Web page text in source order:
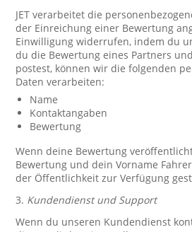
JET verarbeitet die
der Einreichung einer Bewertung
Einwilligung widerrufen, indem du
du die Bewertung eines Partners
postest, können wir die folgenden
Daten verarbeiten:
Name
Kontaktangaben
Bewertung
Wenn deine Bewertung
Bewertung und dein Vorname
der Öffentlichkeit zur Verfügung
3. Kundendienst und Support
Wenn du unseren Kundendienst